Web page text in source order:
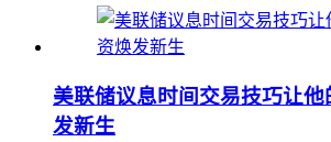
美联储议息时间交易技巧让
发新生